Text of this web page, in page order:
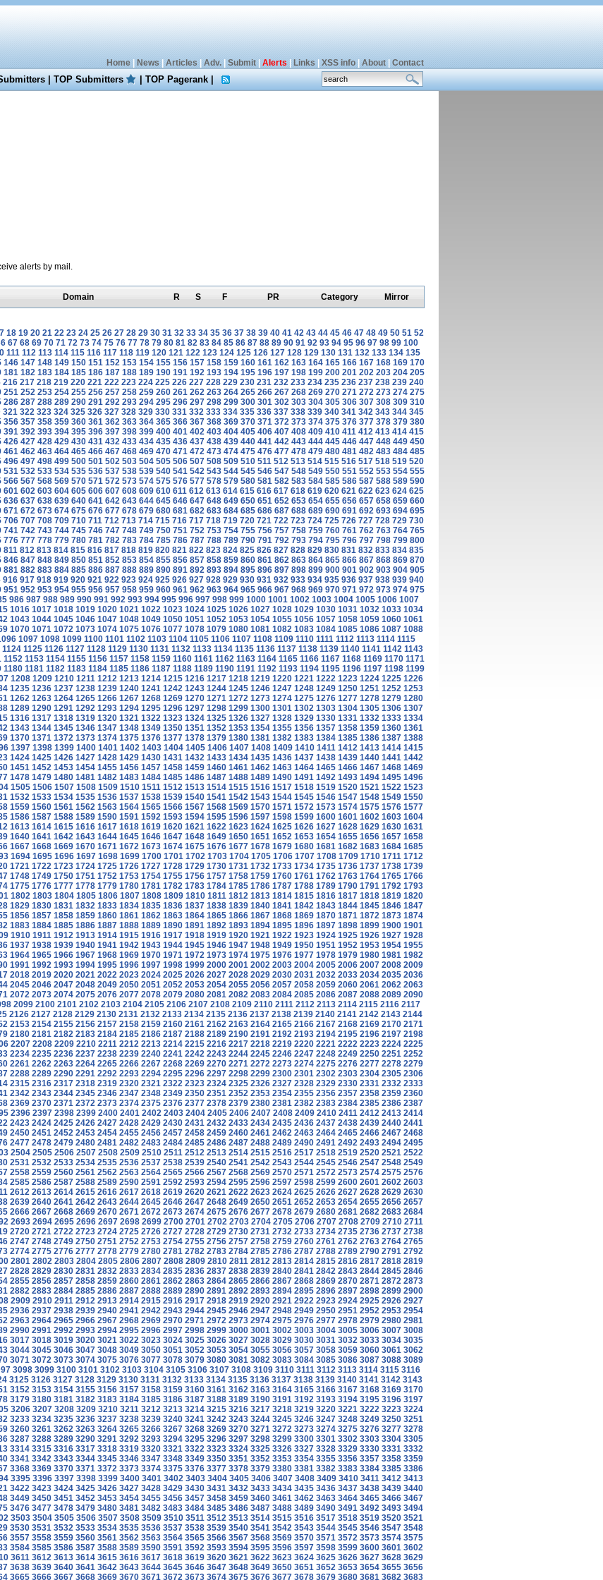
Home| News Articles Adv.| Submit| Alerts Links XSS info| About| Contact
|TOP Submitters |TOP Pagerank|
alerts by mail.
Domain R S F PR Category Mirror
18 19 20 21 22 23 24 25 26 27 28 29 30 31 32 33 34 35 36 37 38 39 40 41 42 43 44 45 46 47 48 49 50 51 52
67 68 69 70 71 72 73 74 75 76 77 78 79 80 81 82 83 84 85 86 87 88 89 90 91 92 93 94 95 96 97 98 99 100
111 112 113 114 115 116 117 118 119 120 121 122 123 124 125 126 127 128 129 130 131 132 133 134 135
146 147 148 149 150 151 152 153 154 155 156 157 158 159 160 161 162 163 164 165 166 167 168 169 170
181 182 183 184 185 186 187 188 189 190 191 192 193 194 195 196 197 198 199 200 201 202 203 204 205
216 217 218 219 220 221 222 223 224 225 226 227 228 229 230 231 232 233 234 235 236 237 238 239 240
251 252 253 254 255 256 257 258 259 260 261 262 263 264 265 266 267 268 269 270 271 272 273 274 275
286 287 288 289 290 291 292 293 294 295 296 297 298 299 300 301 302 303 304 305 306 307 308 309 310
321 322 323 324 325 326 327 328 329 330 331 332 333 334 335 336 337 338 339 340 341 342 343 344 345
356 357 358 359 360 361 362 363 364 365 366 367 368 369 370 371 372 373 374 375 376 377 378 379 380
391 392 393 394 395 396 397 398 399 400 401 402 403 404 405 406 407 408 409 410 411 412 413 414 415
426 427 428 429 430 431 432 433 434 435 436 437 438 439 440 441 442 443 444 445 446 447 448 449 450
461 462 463 464 465 466 467 468 469 470 471 472 473 474 475 476 477 478 479 480 481 482 483 484 485
496 497 498 499 500 501 502 503 504 505 506 507 508 509 510 511 512 513 514 515 516 517 518 519 520
531 532 533 534 535 536 537 538 539 540 541 542 543 544 545 546 547 548 549 550 551 552 553 554 555
566 567 568 569 570 571 572 573 574 575 576 577 578 579 580 581 582 583 584 585 586 587 588 589 590
601 602 603 604 605 606 607 608 609 610 611 612 613 614 615 616 617 618 619 620 621 622 623 624 625
636 637 638 639 640 641 642 643 644 645 646 647 648 649 650 651 652 653 654 655 656 657 658 659 660
671 672 673 674 675 676 677 678 679 680 681 682 683 684 685 686 687 688 689 690 691 692 693 694 695
706 707 708 709 710 711 712 713 714 715 716 717 718 719 720 721 722 723 724 725 726 727 728 729 730
741 742 743 744 745 746 747 748 749 750 751 752 753 754 755 756 757 758 759 760 761 762 763 764 765
776 777 778 779 780 781 782 783 784 785 786 787 788 789 790 791 792 793 794 795 796 797 798 799 800
811 812 813 814 815 816 817 818 819 820 821 822 823 824 825 826 827 828 829 830 831 832 833 834 835
846 847 848 849 850 851 852 853 854 855 856 857 858 859 860 861 862 863 864 865 866 867 868 869 870
881 882 883 884 885 886 887 888 889 890 891 892 893 894 895 896 897 898 899 900 901 902 903 904 905
916 917 918 919 920 921 922 923 924 925 926 927 928 929 930 931 932 933 934 935 936 937 938 939 940
951 952 953 954 955 956 957 958 959 960 961 962 963 964 965 966 967 968 969 970 971 972 973 974 975
986 987 988 989 990 991 992 993 994 995 996 997 998 999 1000 1001 1002 1003 1004 1005 1006 1007
1016 1017 1018 1019 1020 1021 1022 1023 1024 1025 1026 1027 1028 1029 1030 1031 1032 1033 1034
1043 1044 1045 1046 1047 1048 1049 1050 1051 1052 1053 1054 1055 1056 1057 1058 1059 1060 1061
1070 1071 1072 1073 1074 1075 1076 1077 1078 1079 1080 1081 1082 1083 1084 1085 1086 1087 1088
1097 1098 1099 1100 1101 1102 1103 1104 1105 1106 1107 1108 1109 1110 1111 1112 1113 1114 1115
1124 1125 1126 1127 1128 1129 1130 1131 1132 1133 1134 1135 1136 1137 1138 1139 1140 1141 1142 1143
1152 1153 1154 1155 1156 1157 1158 1159 1160 1161 1162 1163 1164 1165 1166 1167 1168 1169 1170 1171
1180 1181 1182 1183 1184 1185 1186 1187 1188 1189 1190 1191 1192 1193 1194 1195 1196 1197 1198 1199
1208 1209 1210 1211 1212 1213 1214 1215 1216 1217 1218 1219 1220 1221 1222 1223 1224 1225 1226
1235 1236 1237 1238 1239 1240 1241 1242 1243 1244 1245 1246 1247 1248 1249 1250 1251 1252 1253
1262 1263 1264 1265 1266 1267 1268 1269 1270 1271 1272 1273 1274 1275 1276 1277 1278 1279 1280
1289 1290 1291 1292 1293 1294 1295 1296 1297 1298 1299 1300 1301 1302 1303 1304 1305 1306 1307
1316 1317 1318 1319 1320 1321 1322 1323 1324 1325 1326 1327 1328 1329 1330 1331 1332 1333 1334
1343 1344 1345 1346 1347 1348 1349 1350 1351 1352 1353 1354 1355 1356 1357 1358 1359 1360 1361
1370 1371 1372 1373 1374 1375 1376 1377 1378 1379 1380 1381 1382 1383 1384 1385 1386 1387 1388
1397 1398 1399 1400 1401 1402 1403 1404 1405 1406 1407 1408 1409 1410 1411 1412 1413 1414 1415
1424 1425 1426 1427 1428 1429 1430 1431 1432 1433 1434 1435 1436 1437 1438 1439 1440 1441 1442
1451 1452 1453 1454 1455 1456 1457 1458 1459 1460 1461 1462 1463 1464 1465 1466 1467 1468 1469
1478 1479 1480 1481 1482 1483 1484 1485 1486 1487 1488 1489 1490 1491 1492 1493 1494 1495 1496
1505 1506 1507 1508 1509 1510 1511 1512 1513 1514 1515 1516 1517 1518 1519 1520 1521 1522 1523
1532 1533 1534 1535 1536 1537 1538 1539 1540 1541 1542 1543 1544 1545 1546 1547 1548 1549 1550
1559 1560 1561 1562 1563 1564 1565 1566 1567 1568 1569 1570 1571 1572 1573 1574 1575 1576 1577
1586 1587 1588 1589 1590 1591 1592 1593 1594 1595 1596 1597 1598 1599 1600 1601 1602 1603 1604
1613 1614 1615 1616 1617 1618 1619 1620 1621 1622 1623 1624 1625 1626 1627 1628 1629 1630 1631
1640 1641 1642 1643 1644 1645 1646 1647 1648 1649 1650 1651 1652 1653 1654 1655 1656 1657 1658
1667 1668 1669 1670 1671 1672 1673 1674 1675 1676 1677 1678 1679 1680 1681 1682 1683 1684 1685
1694 1695 1696 1697 1698 1699 1700 1701 1702 1703 1704 1705 1706 1707 1708 1709 1710 1711 1712
1721 1722 1723 1724 1725 1726 1727 1728 1729 1730 1731 1732 1733 1734 1735 1736 1737 1738 1739
1748 1749 1750 1751 1752 1753 1754 1755 1756 1757 1758 1759 1760 1761 1762 1763 1764 1765 1766
1775 1776 1777 1778 1779 1780 1781 1782 1783 1784 1785 1786 1787 1788 1789 1790 1791 1792 1793
1802 1803 1804 1805 1806 1807 1808 1809 1810 1811 1812 1813 1814 1815 1816 1817 1818 1819 1820
1829 1830 1831 1832 1833 1834 1835 1836 1837 1838 1839 1840 1841 1842 1843 1844 1845 1846 1847
1856 1857 1858 1859 1860 1861 1862 1863 1864 1865 1866 1867 1868 1869 1870 1871 1872 1873 1874
1883 1884 1885 1886 1887 1888 1889 1890 1891 1892 1893 1894 1895 1896 1897 1898 1899 1900 1901
1910 1911 1912 1913 1914 1915 1916 1917 1918 1919 1920 1921 1922 1923 1924 1925 1926 1927 1928
1937 1938 1939 1940 1941 1942 1943 1944 1945 1946 1947 1948 1949 1950 1951 1952 1953 1954 1955
1964 1965 1966 1967 1968 1969 1970 1971 1972 1973 1974 1975 1976 1977 1978 1979 1980 1981 1982
1991 1992 1993 1994 1995 1996 1997 1998 1999 2000 2001 2002 2003 2004 2005 2006 2007 2008 2009
2018 2019 2020 2021 2022 2023 2024 2025 2026 2027 2028 2029 2030 2031 2032 2033 2034 2035 2036
2045 2046 2047 2048 2049 2050 2051 2052 2053 2054 2055 2056 2057 2058 2059 2060 2061 2062 2063
2072 2073 2074 2075 2076 2077 2078 2079 2080 2081 2082 2083 2084 2085 2086 2087 2088 2089 2090
2099 2100 2101 2102 2103 2104 2105 2106 2107 2108 2109 2110 2111 2112 2113 2114 2115 2116 2117
2126 2127 2128 2129 2130 2131 2132 2133 2134 2135 2136 2137 2138 2139 2140 2141 2142 2143 2144
2153 2154 2155 2156 2157 2158 2159 2160 2161 2162 2163 2164 2165 2166 2167 2168 2169 2170 2171
2180 2181 2182 2183 2184 2185 2186 2187 2188 2189 2190 2191 2192 2193 2194 2195 2196 2197 2198
2207 2208 2209 2210 2211 2212 2213 2214 2215 2216 2217 2218 2219 2220 2221 2222 2223 2224 2225
2234 2235 2236 2237 2238 2239 2240 2241 2242 2243 2244 2245 2246 2247 2248 2249 2250 2251 2252
2261 2262 2263 2264 2265 2266 2267 2268 2269 2270 2271 2272 2273 2274 2275 2276 2277 2278 2279
2288 2289 2290 2291 2292 2293 2294 2295 2296 2297 2298 2299 2300 2301 2302 2303 2304 2305 2306
2315 2316 2317 2318 2319 2320 2321 2322 2323 2324 2325 2326 2327 2328 2329 2330 2331 2332 2333
2342 2343 2344 2345 2346 2347 2348 2349 2350 2351 2352 2353 2354 2355 2356 2357 2358 2359 2360
2369 2370 2371 2372 2373 2374 2375 2376 2377 2378 2379 2380 2381 2382 2383 2384 2385 2386 2387
2396 2397 2398 2399 2400 2401 2402 2403 2404 2405 2406 2407 2408 2409 2410 2411 2412 2413 2414
2423 2424 2425 2426 2427 2428 2429 2430 2431 2432 2433 2434 2435 2436 2437 2438 2439 2440 2441
2450 2451 2452 2453 2454 2455 2456 2457 2458 2459 2460 2461 2462 2463 2464 2465 2466 2467 2468
2477 2478 2479 2480 2481 2482 2483 2484 2485 2486 2487 2488 2489 2490 2491 2492 2493 2494 2495
2504 2505 2506 2507 2508 2509 2510 2511 2512 2513 2514 2515 2516 2517 2518 2519 2520 2521 2522
2531 2532 2533 2534 2535 2536 2537 2538 2539 2540 2541 2542 2543 2544 2545 2546 2547 2548 2549
2558 2559 2560 2561 2562 2563 2564 2565 2566 2567 2568 2569 2570 2571 2572 2573 2574 2575 2576
2585 2586 2587 2588 2589 2590 2591 2592 2593 2594 2595 2596 2597 2598 2599 2600 2601 2602 2603
2612 2613 2614 2615 2616 2617 2618 2619 2620 2621 2622 2623 2624 2625 2626 2627 2628 2629 2630
2639 2640 2641 2642 2643 2644 2645 2646 2647 2648 2649 2650 2651 2652 2653 2654 2655 2656 2657
2666 2667 2668 2669 2670 2671 2672 2673 2674 2675 2676 2677 2678 2679 2680 2681 2682 2683 2684
2693 2694 2695 2696 2697 2698 2699 2700 2701 2702 2703 2704 2705 2706 2707 2708 2709 2710 2711
2720 2721 2722 2723 2724 2725 2726 2727 2728 2729 2730 2731 2732 2733 2734 2735 2736 2737 2738
2747 2748 2749 2750 2751 2752 2753 2754 2755 2756 2757 2758 2759 2760 2761 2762 2763 2764 2765
2774 2775 2776 2777 2778 2779 2780 2781 2782 2783 2784 2785 2786 2787 2788 2789 2790 2791 2792
2801 2802 2803 2804 2805 2806 2807 2808 2809 2810 2811 2812 2813 2814 2815 2816 2817 2818 2819
2828 2829 2830 2831 2832 2833 2834 2835 2836 2837 2838 2839 2840 2841 2842 2843 2844 2845 2846
2855 2856 2857 2858 2859 2860 2861 2862 2863 2864 2865 2866 2867 2868 2869 2870 2871 2872 2873
2882 2883 2884 2885 2886 2887 2888 2889 2890 2891 2892 2893 2894 2895 2896 2897 2898 2899 2900
2909 2910 2911 2912 2913 2914 2915 2916 2917 2918 2919 2920 2921 2922 2923 2924 2925 2926 2927
2936 2937 2938 2939 2940 2941 2942 2943 2944 2945 2946 2947 2948 2949 2950 2951 2952 2953 2954
2963 2964 2965 2966 2967 2968 2969 2970 2971 2972 2973 2974 2975 2976 2977 2978 2979 2980 2981
2990 2991 2992 2993 2994 2995 2996 2997 2998 2999 3000 3001 3002 3003 3004 3005 3006 3007 3008
3017 3018 3019 3020 3021 3022 3023 3024 3025 3026 3027 3028 3029 3030 3031 3032 3033 3034 3035
3044 3045 3046 3047 3048 3049 3050 3051 3052 3053 3054 3055 3056 3057 3058 3059 3060 3061 3062
3071 3072 3073 3074 3075 3076 3077 3078 3079 3080 3081 3082 3083 3084 3085 3086 3087 3088 3089
3098 3099 3100 3101 3102 3103 3104 3105 3106 3107 3108 3109 3110 3111 3112 3113 3114 3115 3116
3125 3126 3127 3128 3129 3130 3131 3132 3133 3134 3135 3136 3137 3138 3139 3140 3141 3142 3143
3152 3153 3154 3155 3156 3157 3158 3159 3160 3161 3162 3163 3164 3165 3166 3167 3168 3169 3170
3179 3180 3181 3182 3183 3184 3185 3186 3187 3188 3189 3190 3191 3192 3193 3194 3195 3196 3197
3206 3207 3208 3209 3210 3211 3212 3213 3214 3215 3216 3217 3218 3219 3220 3221 3222 3223 3224
3233 3234 3235 3236 3237 3238 3239 3240 3241 3242 3243 3244 3245 3246 3247 3248 3249 3250 3251
3260 3261 3262 3263 3264 3265 3266 3267 3268 3269 3270 3271 3272 3273 3274 3275 3276 3277 3278
3287 3288 3289 3290 3291 3292 3293 3294 3295 3296 3297 3298 3299 3300 3301 3302 3303 3304 3305
3314 3315 3316 3317 3318 3319 3320 3321 3322 3323 3324 3325 3326 3327 3328 3329 3330 3331 3332
3341 3342 3343 3344 3345 3346 3347 3348 3349 3350 3351 3352 3353 3354 3355 3356 3357 3358 3359
3368 3369 3370 3371 3372 3373 3374 3375 3376 3377 3378 3379 3380 3381 3382 3383 3384 3385 3386
3395 3396 3397 3398 3399 3400 3401 3402 3403 3404 3405 3406 3407 3408 3409 3410 3411 3412 3413
3422 3423 3424 3425 3426 3427 3428 3429 3430 3431 3432 3433 3434 3435 3436 3437 3438 3439 3440
3449 3450 3451 3452 3453 3454 3455 3456 3457 3458 3459 3460 3461 3462 3463 3464 3465 3466 3467
3476 3477 3478 3479 3480 3481 3482 3483 3484 3485 3486 3487 3488 3489 3490 3491 3492 3493 3494
3503 3504 3505 3506 3507 3508 3509 3510 3511 3512 3513 3514 3515 3516 3517 3518 3519 3520 3521
3530 3531 3532 3533 3534 3535 3536 3537 3538 3539 3540 3541 3542 3543 3544 3545 3546 3547 3548
3557 3558 3559 3560 3561 3562 3563 3564 3565 3566 3567 3568 3569 3570 3571 3572 3573 3574 3575
3584 3585 3586 3587 3588 3589 3590 3591 3592 3593 3594 3595 3596 3597 3598 3599 3600 3601 3602
3611 3612 3613 3614 3615 3616 3617 3618 3619 3620 3621 3622 3623 3624 3625 3626 3627 3628 3629
3638 3639 3640 3641 3642 3643 3644 3645 3646 3647 3648 3649 3650 3651 3652 3653 3654 3655 3656
3665 3666 3667 3668 3669 3670 3671 3672 3673 3674 3675 3676 3677 3678 3679 3680 3681 3682 3683